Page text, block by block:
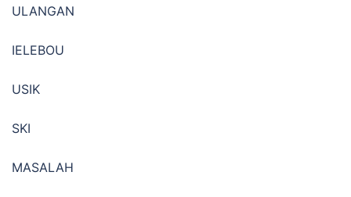
ULANGAN
IELEBOU
USIK
SKI
MASALAH